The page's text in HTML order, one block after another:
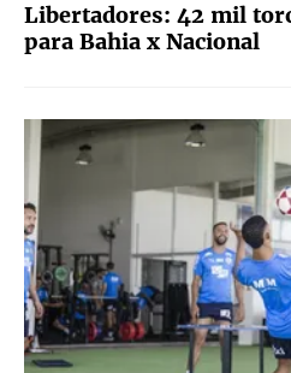
Libertadores: 42 mil
para Bahia x Nacional